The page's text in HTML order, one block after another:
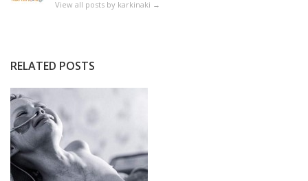
View all posts by karkinaki →
RELATED POSTS